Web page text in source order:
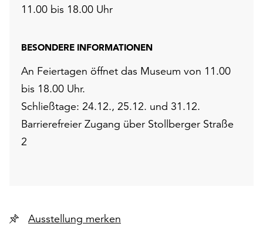
11.00 bis 18.00 Uhr
BESONDERE INFORMATIONEN
An Feiertagen öffnet das Museum von 11.00
bis 18.00 Uhr.
Schließtage: 24.12., 25.12. und 31.12.
Barrierefreier Zugang über Stollberger Straße
2
Ausstellung merken